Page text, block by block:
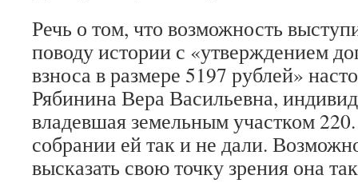
Речь о том, что возможность
поводу истории с «утверждением
взноса в размере 5197 рублей»
Рябинина Вера Васильевна,
владевшая земельным участком
собрании ей так и не дали.
высказать свою точку зрения она